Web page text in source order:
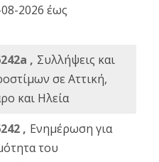
2026 έως
, Συλλήψεις και
σε Αττική,
και Ηλεία
, Ενημέρωση για
του